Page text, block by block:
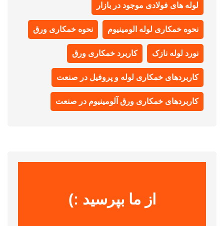
لوله های فولادی موجود در بازار
نحوه خمکاری لوله الومینیوم نحوه خمکاری ورق
نورد لوله نازک کاربرد خمکاری ورق
کاربردهای خمکاری لوله و پروفیل در صنعت
کاربردهای خمکاری ورق آلومینیوم در صنعت
از ما بپرسید :)